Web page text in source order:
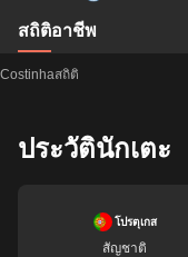
สถิติอาชีพ
Costinhaสถิติ
ประวัตินักเตะ
โปรตุเกส
สัญชาติ